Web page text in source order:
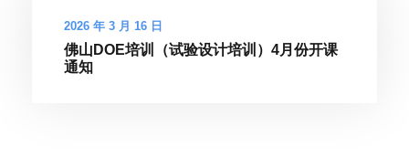
2026 年 3 月 16 日
佛山DOE培训（试验设计培训）4月份开课
通知